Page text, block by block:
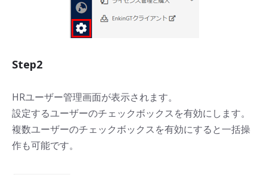
Step2
HRユーザー管理画面が表示されます。
設定するユーザーのチェックボックスを有効にします。
複数ユーザーのチェックボックスを有効にすると一括操
作も可能です。